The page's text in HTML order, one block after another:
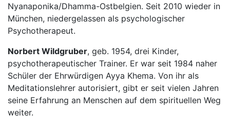
Nyanaponika/Dhamma-Ostbelgien. Seit 2010 wieder in
München, niedergelassen als psychologischer
Psychotherapeut.
Norbert Wildgruber, geb. 1954, drei Kinder,
psychotherapeutischer Trainer. Er war seit 1984 naher
Schüler der Ehrwürdigen Ayya Khema. Von ihr als
Meditationslehrer autorisiert, gibt er seit vielen Jahren
seine Erfahrung an Menschen auf dem spirituellen Weg
weiter.